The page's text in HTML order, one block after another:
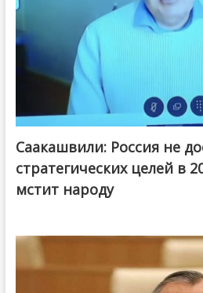
Саакашвили: Россия не
стратегических целей в
мстит народу